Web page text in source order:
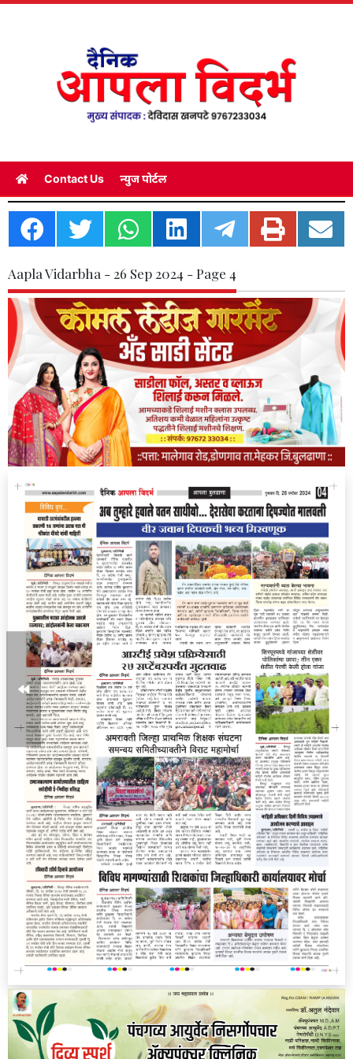
Contact Us न्युज पोर्टल
Aapla Vidarbha - 26 Sep 2024 - Page 4